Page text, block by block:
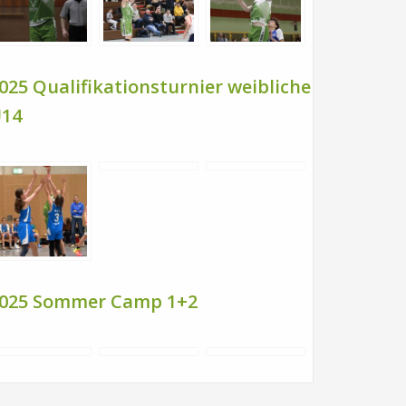
Qualifikationsturnier weibliche
Sommer Camp 1+2